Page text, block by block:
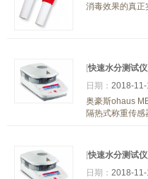
消毒效果的真正
[快速水分测试仪]
日期： 2018-
奥豪斯ohaus
隔热式称重传
[快速水分测试仪]
日期： 2018-